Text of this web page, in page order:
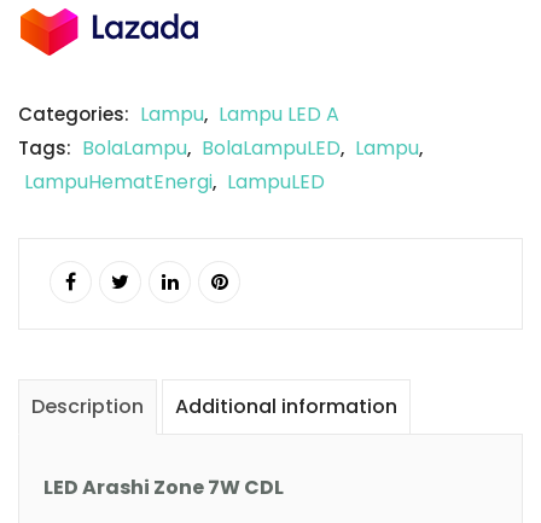
Categories: Lampu, Lampu LED A
Tags: BolaLampu, BolaLampuLED, Lampu,
LampuHematEnergi, LampuLED
Description Additional information
LED Arashi Zone 7W CDL